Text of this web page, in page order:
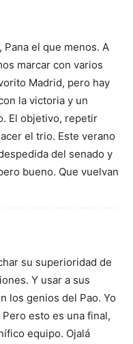
el que menos. A
marcar con varios
Madrid, pero hay
la victoria y un
El objetivo, repetir
el trio. Este verano
del senado y
bueno. Que vuelvan
su superioridad de
Y usar a sus
los genios del Pao. Yo
esto es una final,
equipo. Ojalá